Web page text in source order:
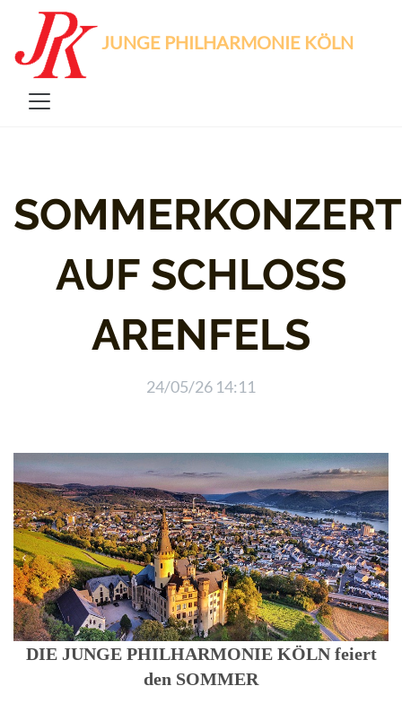
JUNGE PHILHARMONIE KÖLN
SOMMERKONZERT
AUF SCHLOSS
ARENFELS
24/05/26 14:11
DIE JUNGE PHILHARMONIE KÖLN feiert
den SOMMER